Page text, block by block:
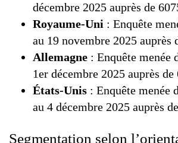
décembre 2025 auprès de
Royaume-Uni : Enquête
au 19 novembre 2025 auprès
Allemagne : Enquête menée
1er décembre 2025 auprès
États-Unis : Enquête menée
au 4 décembre 2025 auprès
Segmentation selon